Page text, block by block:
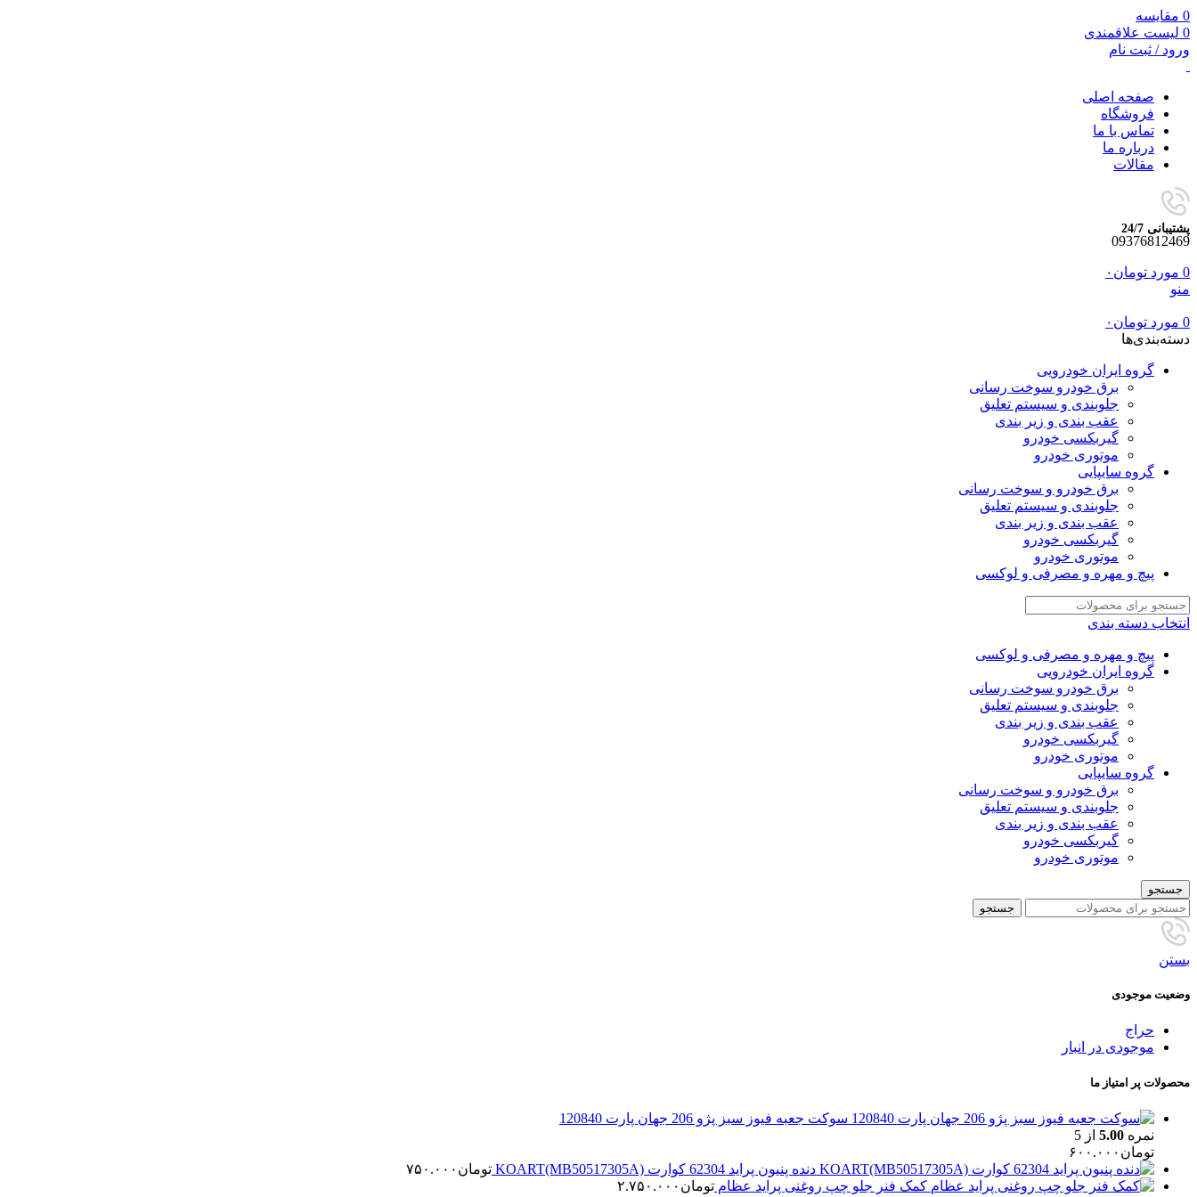
0 مقایسه
0 لیست علاقمندی
ورود / ثبت نام
صفحه اصلی
فروشگاه
تماس با ما
درباره ما
مقالات
پشتیبانی 24/7
09376812469
0 مورد تومان ۰
منو
0 مورد تومان ۰
دسته‌بندی‌ها
گروه ایران خودرویی
برق خودرو سوخت رسانی
جلوبندی و سیستم تعلیق
عقب بندی و زیر بندی
گیربکسی خودرو
موتوری خودرو
گروه سایپایی
برق خودرو و سوخت رسانی
جلوبندی و سیستم تعلیق
عقب بندی و زیر بندی
گیربکسی خودرو
موتوری خودرو
پیچ و مهره و مصرفی و لوکسی
انتخاب دسته بندی
پیچ و مهره و مصرفی و لوکسی
گروه ایران خودرویی
برق خودرو سوخت رسانی
جلوبندی و سیستم تعلیق
عقب بندی و زیر بندی
گیربکسی خودرو
موتوری خودرو
گروه سایپایی
برق خودرو و سوخت رسانی
جلوبندی و سیستم تعلیق
عقب بندی و زیر بندی
گیربکسی خودرو
موتوری خودرو
جستجو
جستجو
بستن
وضعیت موجودی
حراج
موجودی در انبار
محصولات پر امتیاز ما
سوکت جعبه فیوز سبز پژو 206 جهان پارت 120840
نمره 5.00 از 5
تومان ۶۰۰.۰۰۰
دنده پنیون پراید 62304 کوارت KOART(MB50517305A)
تومان ۷۵۰.۰۰۰
کمک فنر جلو چپ روغنی پراید عظام تومان ۲.۷۵۰.۰۰۰